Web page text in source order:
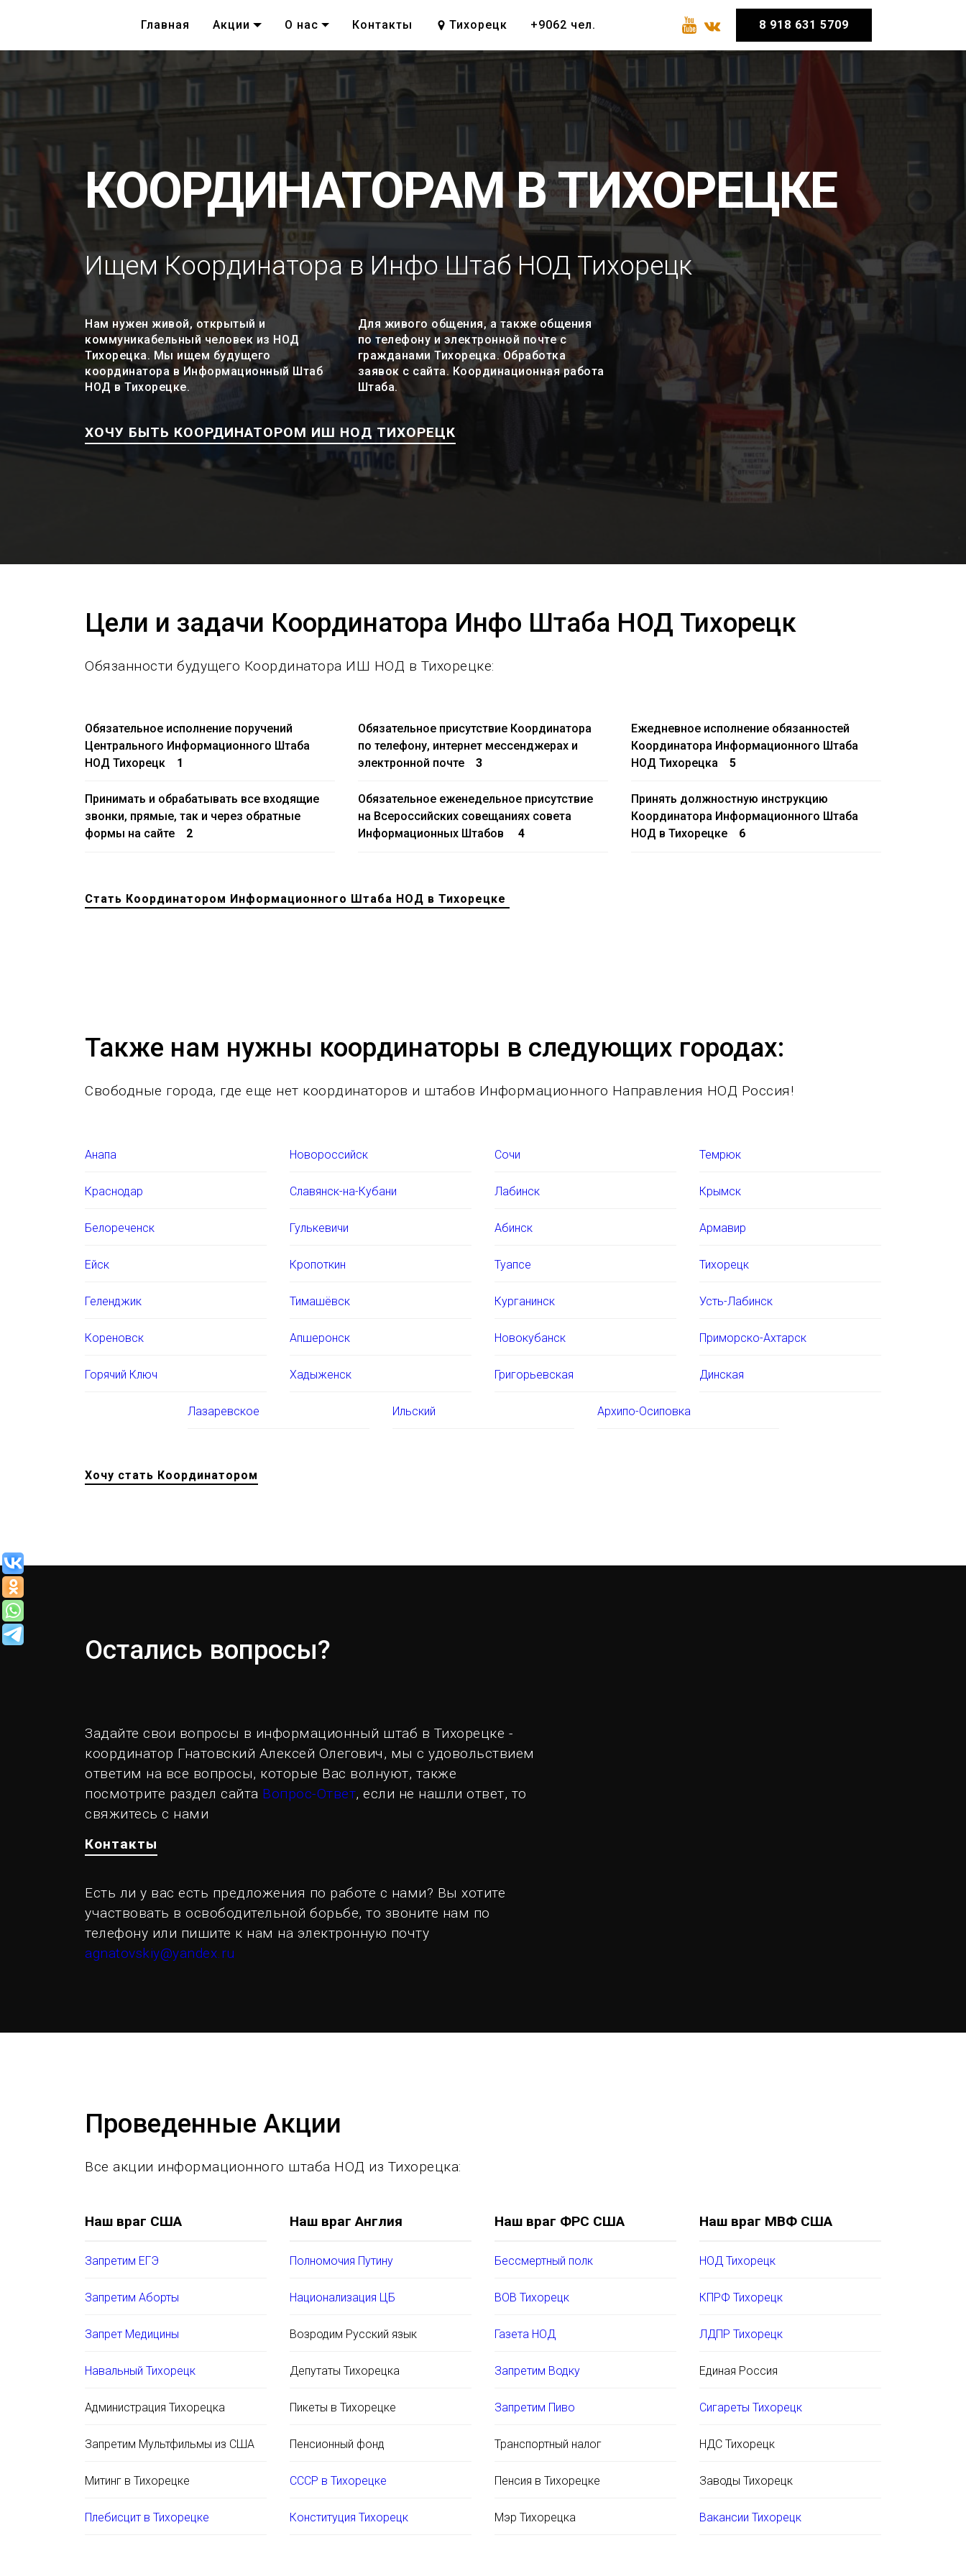
Главная Акции О нас Контакты Тихорецк +9062 чел. 8 918 631 5709
КООРДИНАТОРАМ В ТИХОРЕЦКЕ
Ищем Координатора в Инфо Штаб НОД Тихорецк
Нам нужен живой, открытый и
коммуникабельный человек из НОД
Тихорецка. Мы ищем будущего
координатора в Информационный Штаб
НОД в Тихорецке.
Для живого общения, а также общения
по телефону и электронной почте с
гражданами Тихорецка. Обработка
заявок с сайта. Координационная работа
Штаба.
ХОЧУ БЫТЬ КООРДИНАТОРОМ ИШ НОД ТИХОРЕЦК
Цели и задачи Координатора Инфо Штаба НОД Тихорецк
Обязанности будущего Координатора ИШ НОД в Тихорецке:
Обязательное исполнение поручений
Центрального Информационного Штаба
НОД Тихорецк
1
Принимать и обрабатывать все входящие
звонки, прямые, так и через обратные
формы на сайте
2
Обязательное присутствие Координатора
по телефону, интернет мессенджерах и
электронной почте
3
Обязательное еженедельное присутствие
на Всероссийских совещаниях совета
Информационных Штабов
4
Ежедневное исполнение обязанностей
Координатора Информационного Штаба
НОД Тихорецка
5
Принять должностную инструкцию
Координатора Информационного Штаба
НОД в Тихорецке
6
Стать Координатором Информационного Штаба НОД в Тихорецке
Также нам нужны координаторы в следующих городах:
Свободные города, где еще нет координаторов и штабов Информационного Направления НОД Россия!
Анапа Новороссийск Сочи Темрюк
Краснодар Славянск-на-Кубани Лабинск Крымск
Белореченск Гулькевичи Абинск Армавир
Ейск Кропоткин Туапсе Тихорецк
Геленджик Тимашёвск Курганинск Усть-Лабинск
Кореновск Апшеронск Новокубанск Приморско-Ахтарск
Горячий Ключ Хадыженск Григорьевская Динская
Лазаревское Ильский Архипо-Осиповка
Хочу стать Координатором
Остались вопросы?
Задайте свои вопросы в информационный штаб в Тихорецке -
координатор Гнатовский Алексей Олегович, мы с удовольствием
ответим на все вопросы, которые Вас волнуют, также
посмотрите раздел сайта Вопрос-Ответ, если не нашли ответ, то
свяжитесь с нами
Контакты
Есть ли у вас есть предложения по работе с нами? Вы хотите
участвовать в освободительной борьбе, то звоните нам по
телефону или пишите к нам на электронную почту
agnatovskiy@yandex.ru
Проведенные Акции
Все акции информационного штаба НОД из Тихорецка:
Наш враг США
Запретим ЕГЭ
Запретим Аборты
Запрет Медицины
Навальный Тихорецк
Администрация Тихорецка
Запретим Мультфильмы из США
Митинг в Тихорецке
Плебисцит в Тихорецке
Наш враг Англия
Полномочия Путину
Национализация ЦБ
Возродим Русский язык
Депутаты Тихорецка
Пикеты в Тихорецке
Пенсионный фонд
СССР в Тихорецке
Конституция Тихорецк
Наш враг ФРС США
Бессмертный полк
ВОВ Тихорецк
Газета НОД
Запретим Водку
Запретим Пиво
Транспортный налог
Пенсия в Тихорецке
Мэр Тихорецка
Наш враг МВФ США
НОД Тихорецк
КПРФ Тихорецк
ЛДПР Тихорецк
Единая Россия
Сигареты Тихорецк
НДС Тихорецк
Заводы Тихорецк
Вакансии Тихорецк